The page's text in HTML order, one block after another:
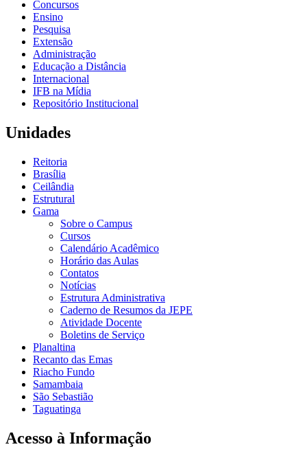
Concursos
Ensino
Pesquisa
Extensão
Administração
Educação a Distância
Internacional
IFB na Mídia
Repositório Institucional
Unidades
Reitoria
Brasília
Ceilândia
Estrutural
Gama
Sobre o Campus
Cursos
Calendário Acadêmico
Horário das Aulas
Contatos
Notícias
Estrutura Administrativa
Caderno de Resumos da JEPE
Atividade Docente
Boletins de Serviço
Planaltina
Recanto das Emas
Riacho Fundo
Samambaia
São Sebastião
Taguatinga
Acesso à Informação